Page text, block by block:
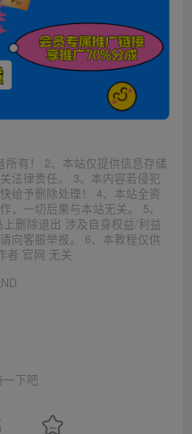
所有！ 2、本站仅提供信息存储
法律责任。 3、本内容若侵犯
给予删除处理！ 4、本站全资
，一切后果与本站无关。 5、
删除退出 涉及自身权益/利益
向客服举报。 6、本教程仅供
者 官网 无关
一下吧